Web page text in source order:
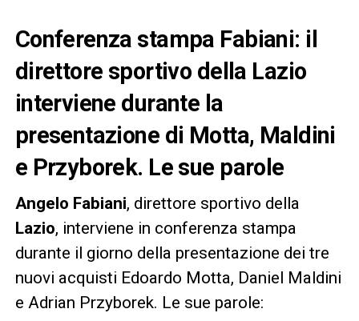
Conferenza stampa Fabiani: il
direttore sportivo della Lazio
interviene durante la
presentazione di Motta, Maldini
e Przyborek. Le sue parole
Angelo Fabiani, direttore sportivo della
Lazio, interviene in conferenza stampa
durante il giorno della presentazione dei tre
nuovi acquisti Edoardo Motta, Daniel Maldini
e Adrian Przyborek. Le sue parole: